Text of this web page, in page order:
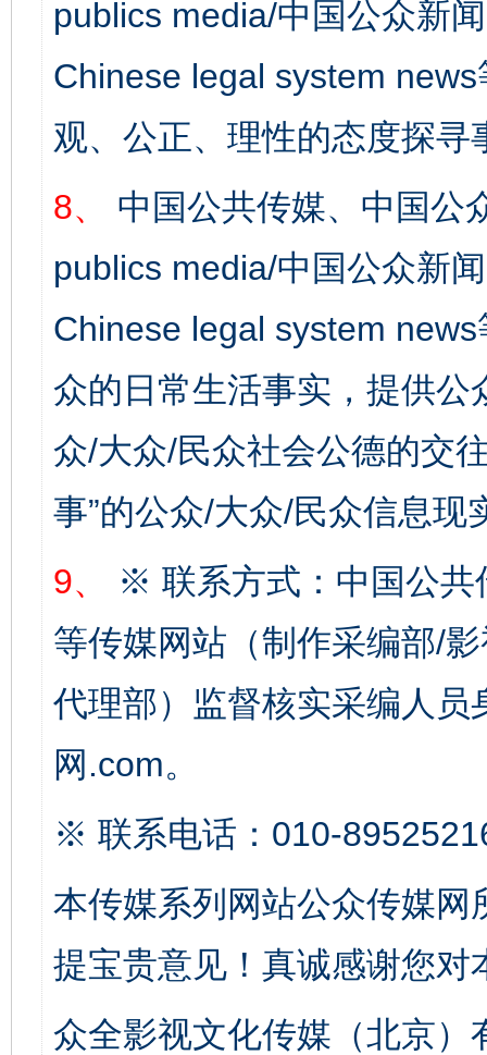
publics media/中国公众新
Chinese legal system
观、公正、理性的态度探寻
8、
中国公共传媒、中国公
publics media/中国公众新
Chinese legal system
众的日常生活事实，提供
众/大众/民众社会公德的交
事”的公众/大众/民众信息现
9、
※ 联系方式：中国公共
等传媒网站（制作采编部/
代理部）监督核实采编人员
网.com。
※ 联系电话：010-
本传媒系列网站公众传媒
提宝贵意见！真诚感谢您
众全影视文化传媒（北京）
东山县通报“牛蛙产品抗生素超标问题” 法
揭开“小金库”的免责幌子